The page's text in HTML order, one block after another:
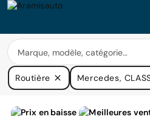
Routière Mercedes,